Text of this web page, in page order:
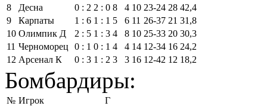
8
Десна 0 : 2 2 : 0 8 4 10 23‑24 28 42,4
9
Карпаты 1 : 6 1 : 1 5 6 11 26‑37 21 31,8
10 Олимпик Д 2 : 5 1 : 3 4 8 10 25‑33 20 30,3
11 Черноморец 0 : 1 0 : 1 4 4 14 12‑34 16 24,2
12 Арсенал К 0 : 3 1 : 2 3 3 16 12‑42 12 18,2
Бомбардиры:
№ Игрок
Г